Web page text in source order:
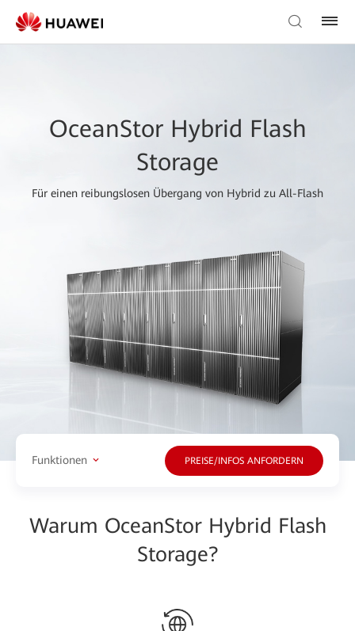
OceanStor Hybrid Flash
Storage
Für einen reibungslosen Übergang von Hybrid zu All-Flash
Funktionen PREISE/INFOS ANFORDERN
Warum OceanStor Hybrid Flash
Storage?